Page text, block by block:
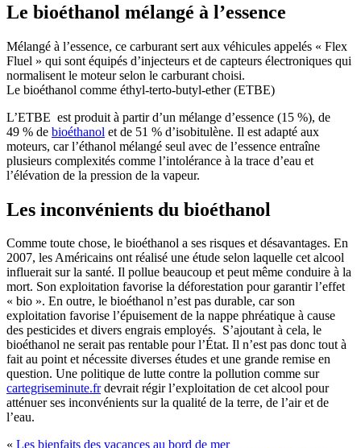
Le bioéthanol mélangé à l’essence
Mélangé à l’essence, ce carburant sert aux véhicules appelés « Flex
Fluel » qui sont équipés d’injecteurs et de capteurs électroniques qui
normalisent le moteur selon le carburant choisi.
Le bioéthanol comme éthyl-terto-butyl-ether (ETBE)
L’ETBE est produit à partir d’un mélange d’essence (15 %), de
49 % de bioéthanol et de 51 % d’isobitulène. Il est adapté aux
moteurs, car l’éthanol mélangé seul avec de l’essence entraîne
plusieurs complexités comme l’intolérance à la trace d’eau et
l’élévation de la pression de la vapeur.
Les inconvénients du bioéthanol
Comme toute chose, le bioéthanol a ses risques et désavantages. En
2007, les Américains ont réalisé une étude selon laquelle cet alcool
influerait sur la santé. Il pollue beaucoup et peut même conduire à la
mort. Son exploitation favorise la déforestation pour garantir l’effet
« bio ». En outre, le bioéthanol n’est pas durable, car son
exploitation favorise l’épuisement de la nappe phréatique à cause
des pesticides et divers engrais employés. S’ajoutant à cela, le
bioéthanol ne serait pas rentable pour l’État. Il n’est pas donc tout à
fait au point et nécessite diverses études et une grande remise en
question. Une politique de lutte contre la pollution comme sur
cartegriseminute.frdevrait régir l’exploitation de cet alcool pour
atténuer ses inconvénients sur la qualité de la terre, de l’air et de
l’eau.
« Les bienfaits des vacances au bord de mer